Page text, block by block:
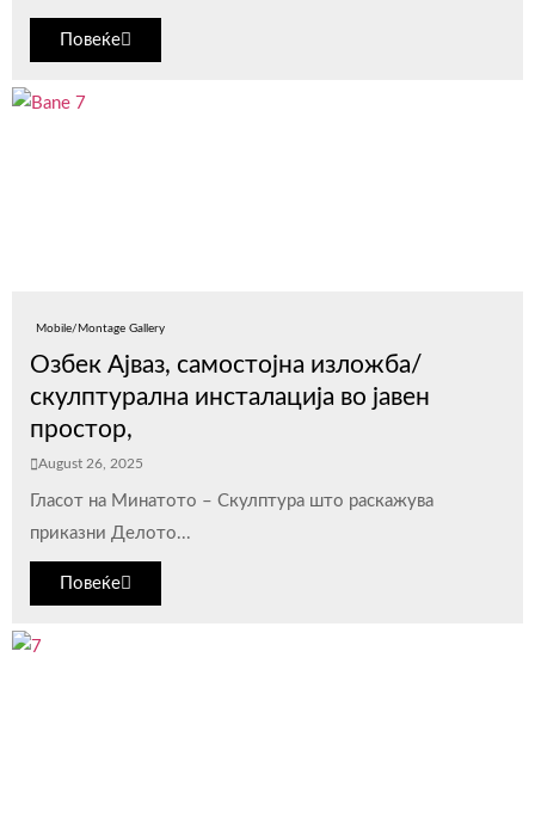
Повеќе
Mobile/Montage Gallery
Озбек Ајваз, самостојна изложба/
скулптурална инсталација во јавен
простор,
August 26, 2025
Гласот на Минатото – Скулптура што раскажува
приказни Делото...
Повеќе